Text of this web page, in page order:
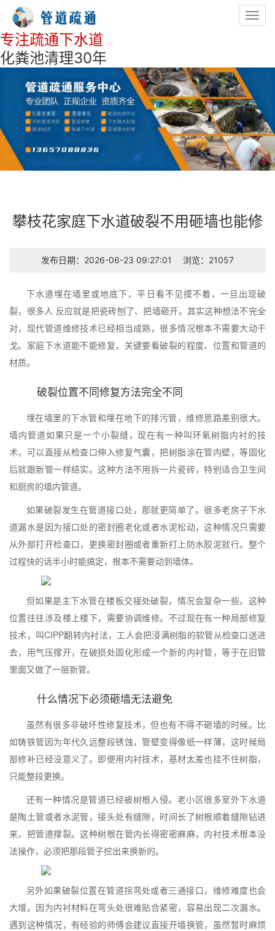
专注疏通下水道
化粪池清理30年
攀枝花家庭下水道破裂不用砸墙也能修
发布日期：2026-06-23 09:27:01 浏览：21057
下水道埋在墙里或地底下，平日看不见摸不着，一旦出现破
裂，很多人 反应就是把瓷砖刨了、把墙砸开。其实这种想法不完全
对，现代管道维修技术已经相当成熟，很多情况根本不需要大动干
戈。家庭下水道能不能修复，关键要看破裂的程度、位置和管道的
材质。
破裂位置不同修复方法完全不同
埋在墙里的下水管和埋在地下的排污管，维修思路差别很大。
墙内管道如果只是一个小裂缝，现在有一种叫环氧树脂内衬的技
术，可以直接从检查口伸入修复气囊，把树脂涂在管内壁，等固化
后就跟新管一样结实。这种方法不用拆一片瓷砖，特别适合卫生间
和厨房的墙内管道。
如果破裂发生在管道接口处，那就更简单了。很多老房子下水
道漏水是因为接口处的密封圈老化或者水泥松动，这种情况只需要
从外部打开检查口，更换密封圈或者重新打上防水胶泥就行。整个
过程快的话半小时能搞定，根本不需要动到墙体。
但如果是主下水管在楼板交接处破裂，情况会复杂一些。这种
位置往往涉及楼上楼下，需要协调维修。不过现在有一种局部修复
技术，叫CIPP翻转内衬法，工人会把浸满树脂的软管从检查口送进
去，用气压撑开，在破损处固化形成一个新的内衬管，等于在旧管
里面又做了一层新管。
什么情况下必须砸墙无法避免
虽然有很多非破坏性修复技术，但也有不得不砸墙的时候。比
如铸铁管因为年代久远整段锈蚀，管壁变得像纸一样薄，这时候局
部修补已经没意义了。即便用内衬技术，基材太差也挂不住树脂，
只能整段更换。
还有一种情况是管道已经被树根入侵。老小区很多室外下水道
是陶土管或者水泥管，接头处有缝隙，时间长了树根顺着缝隙钻进
来，把管道撑裂。这种树根在管内长得密密麻麻，内衬技术根本没
法操作，必须把那段管子挖出来换新的。
另外如果破裂位置在管道拐弯处或者三通接口，维修难度也会
大增。因为内衬材料在弯头处很难贴合紧密，容易出现二次漏水。
遇到这种情况，有经验的师傅会建议直接开墙换管，虽然暂时麻烦